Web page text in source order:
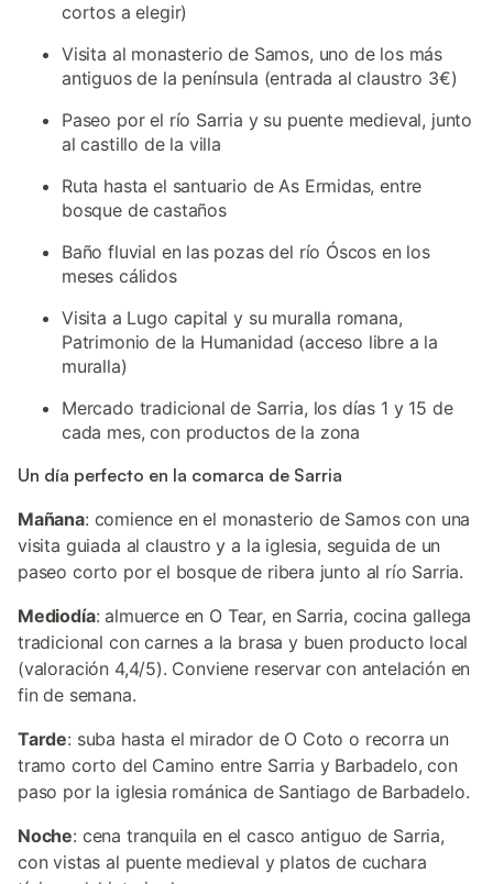
cortos a elegir)
Visita al monasterio de Samos, uno de los más
antiguos de la península (entrada al claustro 3€)
Paseo por el río Sarria y su puente medieval, junto
al castillo de la villa
Ruta hasta el santuario de As Ermidas, entre
bosque de castaños
Baño fluvial en las pozas del río Óscos en los
meses cálidos
Visita a Lugo capital y su muralla romana,
Patrimonio de la Humanidad (acceso libre a la
muralla)
Mercado tradicional de Sarria, los días 1 y 15 de
cada mes, con productos de la zona
Un día perfecto en la comarca de Sarria
Mañana: comience en el monasterio de Samos con una
visita guiada al claustro y a la iglesia, seguida de un
paseo corto por el bosque de ribera junto al río Sarria.
Mediodía: almuerce en O Tear, en Sarria, cocina gallega
tradicional con carnes a la brasa y buen producto local
(valoración 4,4/5). Conviene reservar con antelación en
fin de semana.
Tarde: suba hasta el mirador de O Coto o recorra un
tramo corto del Camino entre Sarria y Barbadelo, con
paso por la iglesia románica de Santiago de Barbadelo.
Noche: cena tranquila en el casco antiguo de Sarria,
con vistas al puente medieval y platos de cuchara